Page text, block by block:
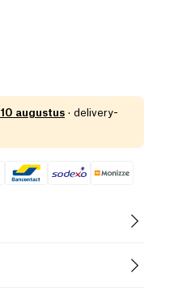
augustus · delivery-